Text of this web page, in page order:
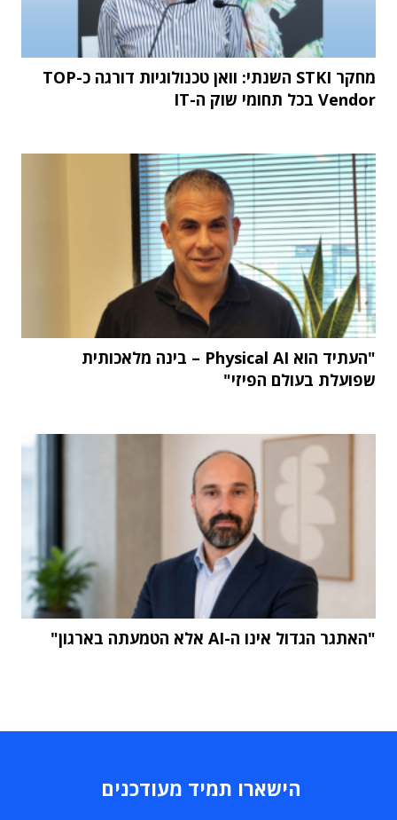
מחקר STKI השנתי: וואן טכנולוגיות דורגה כ-TOP
Vendor בכל תחומי שוק ה-IT
"העתיד הוא Physical AI – בינה מלאכותית
שפועלת בעולם הפיזי"
"האתגר הגדול אינו ה-AI אלא הטמעתה בארגון"
הישארו תמיד מעודכנים